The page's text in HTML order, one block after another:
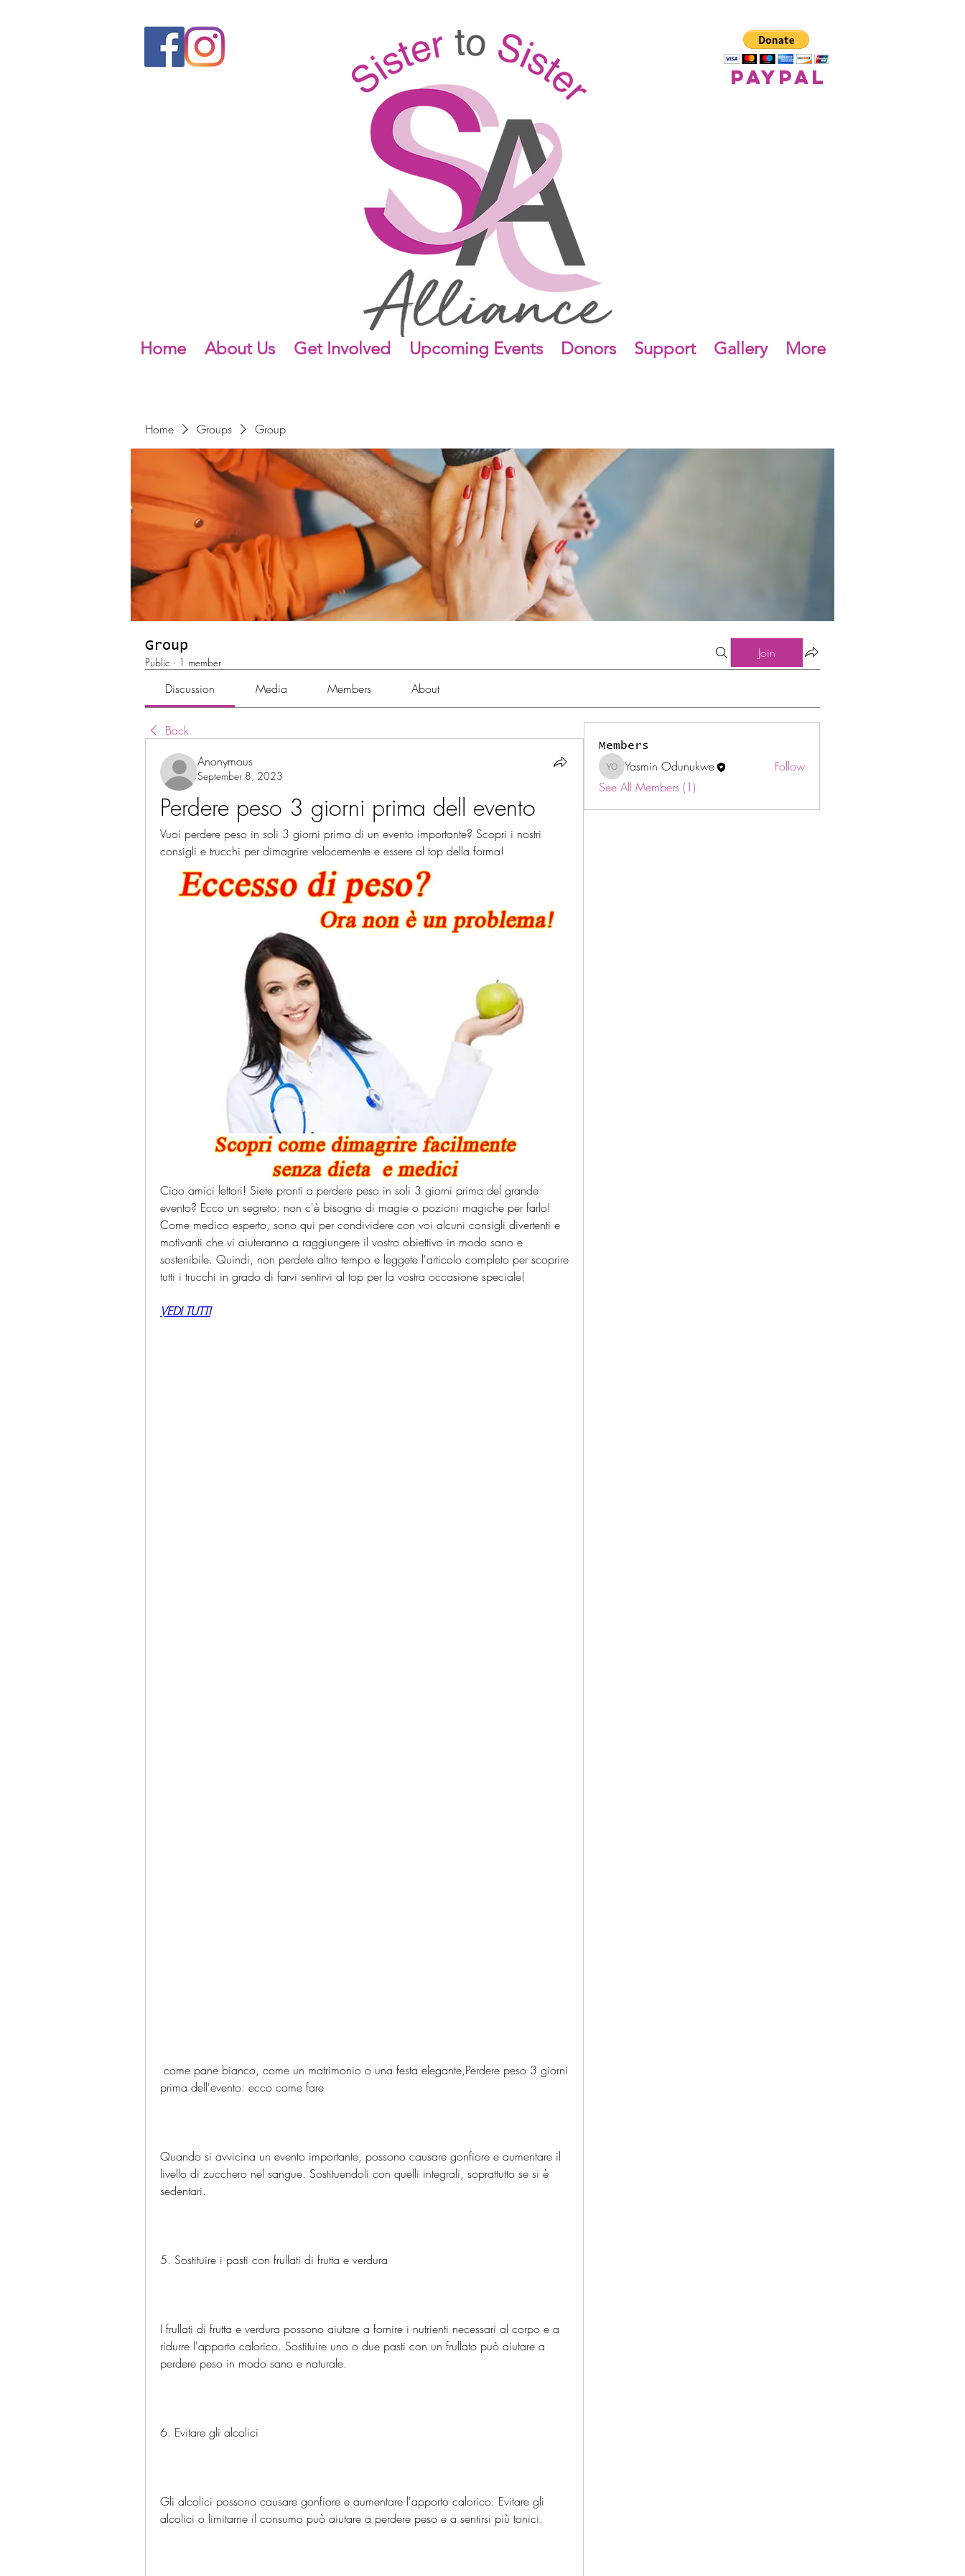
Home About Us Get Involved Upcoming Events Donors Support Gallery More
paypal
Home Groups Group
Group
Public · 1 member
Join
Discussion Media Members About
Back
Anonymous
September 8, 2023
Perdere peso 3 giorni prima dell evento
Vuoi perdere peso in soli 3 giorni prima di un evento importante? Scopri i nostri
consigli e trucchi per dimagrire velocemente e essere al top della forma!
Ciao amici lettori! Siete pronti a perdere peso in soli 3 giorni prima del grande
evento? Ecco un segreto: non c'è bisogno di magie o pozioni magiche per farlo!
Come medico esperto, sono qui per condividere con voi alcuni consigli divertenti e
motivanti che vi aiuteranno a raggiungere il vostro obiettivo in modo sano e
sostenibile. Quindi, non perdete altro tempo e leggete l'articolo completo per scoprire
tutti i trucchi in grado di farvi sentirvi al top per la vostra occasione speciale!
VEDI TUTTI
prima dell'evento: ecco come fare
Quando si avvicina un evento importante, possono causare gonfiore e aumentare il
livello di zucchero nel sangue. Sostituendoli con quelli integrali, soprattutto se si è
sedentari.
5. Sostituire i pasti con frullati di frutta e verdura
I frullati di frutta e verdura possono aiutare a fornire i nutrienti necessari al corpo e a
ridurre l'apporto calorico. Sostituire uno o due pasti con un frullato può aiutare a
perdere peso in modo sano e naturale.
6. Evitare gli alcolici
Gli alcolici possono causare gonfiore e aumentare l'apporto calorico. Evitare gli
alcolici o limitarne il consumo può aiutare a perdere peso e a sentirsi più tonici.
Members
Yasmin Odunukwe
Yasmin Odunukwe
Follow
See All Members (1)